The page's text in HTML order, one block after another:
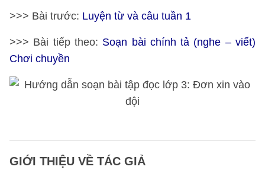
>>> Bài trước: Luyện từ và câu tuần 1
>>> Bài tiếp theo: Soạn bài chính tả (nghe – viết)
Chơi chuyền
GIỚI THIỆU VỀ TÁC GIẢ